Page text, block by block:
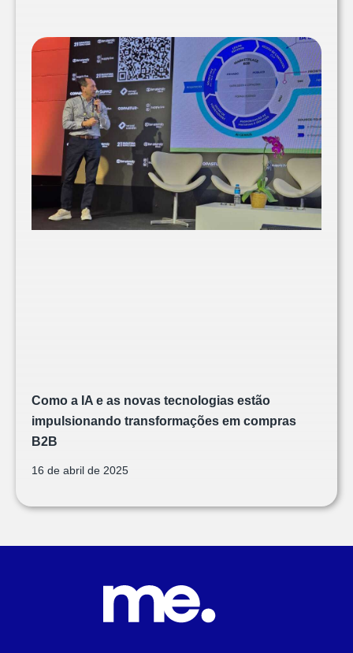
Como a IA e as novas tecnologias estão
impulsionando transformações em compras
B2B
16 de abril de 2025